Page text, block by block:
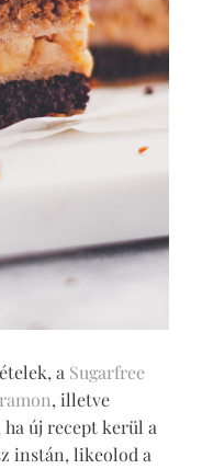
a Sugarfree
, illetve
új recept kerül a
instán, likeolod a